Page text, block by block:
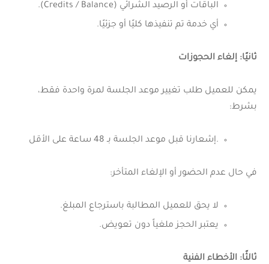
الباقات أو الرصيد الشرائي (Credits / Balance).
أي خدمة تم تنفيذها كليًا أو جزئيًا.
ثانيًا: إلغاء الحجوزات
يمكن للعميل طلب تغيير موعد الجلسة لمرة واحدة فقط،
بشرط:
.إشعارنا قبل موعد الجلسة بـ 48 ساعة على الأقل
في حال عدم الحضور أو الإلغاء المتأخر:
لا يحق للعميل المطالبة باسترجاع المبلغ.
يعتبر الحجز ملغياً دون تعويض.
ثالثًا: الأخطاء الفنية